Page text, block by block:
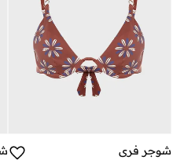
شوجر فري